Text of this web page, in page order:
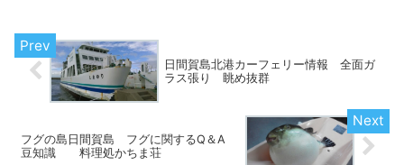
日間賀島北港カーフェリー情報 全面ガ
ラス張り 眺め抜群
フグの島日間賀島 フグに関するQ＆A
豆知識 料理処かちま荘